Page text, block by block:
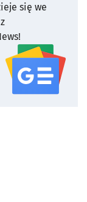
się we
serwisu